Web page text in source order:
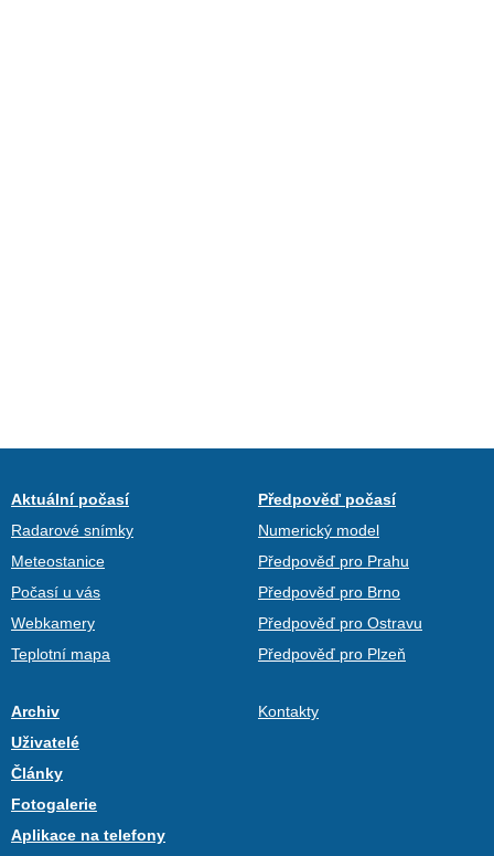
Aktuální počasí
Radarové snímky
Meteostanice
Počasí u vás
Webkamery
Teplotní mapa
Předpověď počasí
Numerický model
Předpověď pro Prahu
Předpověď pro Brno
Předpověď pro Ostravu
Předpověď pro Plzeň
Archiv
Uživatelé
Články
Fotogalerie
Aplikace na telefony
Kontakty